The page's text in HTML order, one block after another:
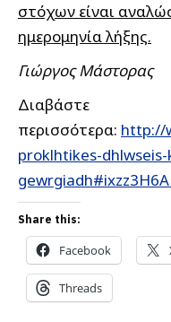
στόχων είναι
ημερομηνία λήξης.
Γιώργος Μάστορας
Διαβάστε
περισσότερα: http://
proklhtikes-
Share this:
Facebook
Threads